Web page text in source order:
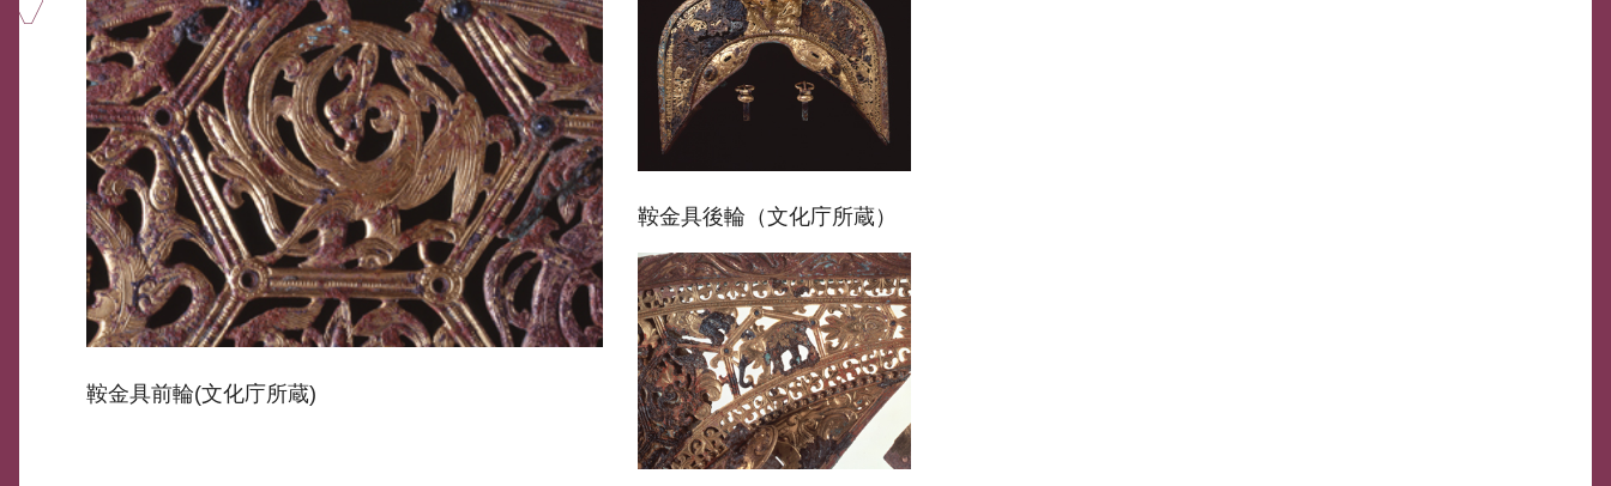
鞍金具前輪(文化庁所蔵)
鞍金具後輪（文化庁所蔵）